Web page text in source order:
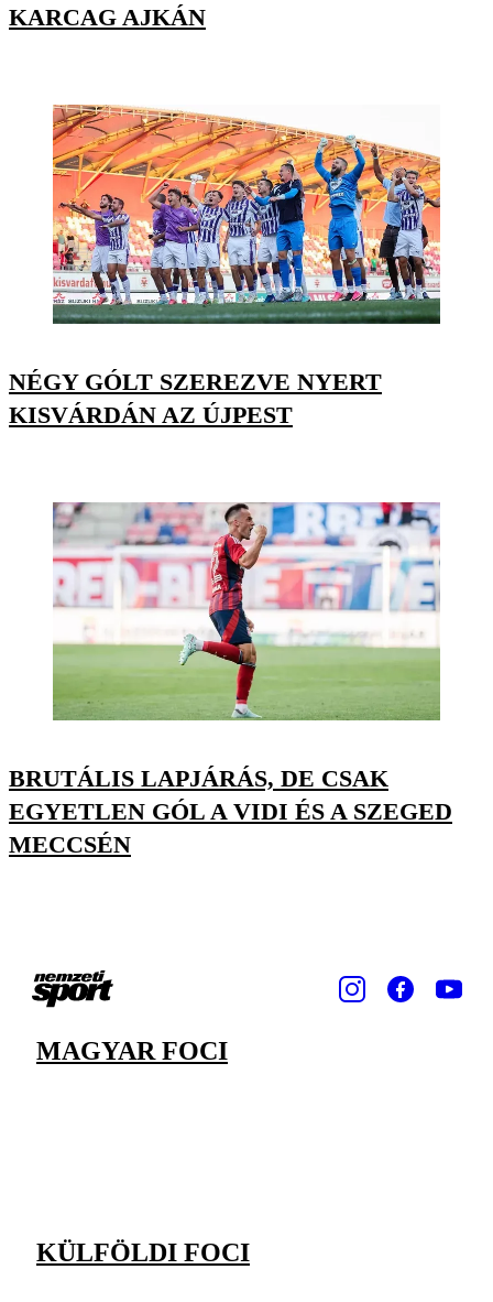
KARCAG AJKÁN
NÉGY GÓLT SZEREZVE NYERT
KISVÁRDÁN AZ ÚJPEST
BRUTÁLIS LAPJÁRÁS, DE CSAK
EGYETLEN GÓL A VIDI ÉS A SZEGED
MECCSÉN
MAGYAR FOCI
KÜLFÖLDI FOCI